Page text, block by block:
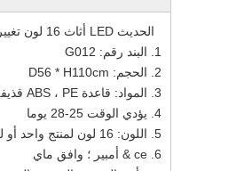
الحديث LED أثاث 16 لون تغيير LED شريط الجدول
1. البند رقم: G012
2. الحجم: D56 * H110cm
3. المواد: قاعدة ABS ، PE قذيفة
4. يؤدي الوقت 25-28 يوما
5. اللون: 16 لون لمنتج واحد أو لكل متطلبات العملاء
6. ce & أمبير ؛ وافق ماي